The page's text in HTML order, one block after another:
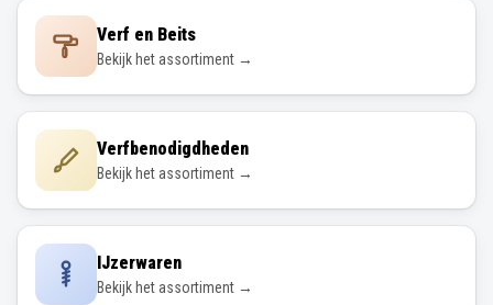
Verf en Beits
Bekijk het assortiment →
Verfbenodigdheden
Bekijk het assortiment →
IJzerwaren
Bekijk het assortiment →